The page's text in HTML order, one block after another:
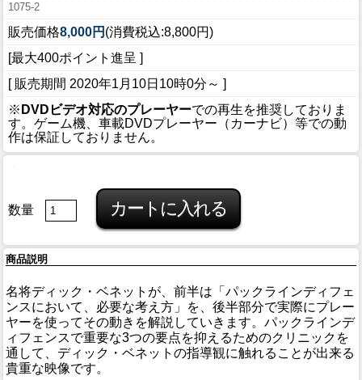
1075-2
販売価格8,000円 (消費税込:8,800円)
[最大400ポイント進呈 ]
[ 販売期間 2020年1月10日10時0分 ～ ]
※ DVDビデオ対応のプレーヤーでの再生を推奨しておりま
す。ゲーム機、車載DVDプレーヤー（カーナビ）等での動
作は保証しておりません。
数量
商品説明
名将ディック・ベネットが、前半は「パックラインディフェ
ンスにおいて、必要な考え方」を、後半部分で実際にプレー
ヤーを使ってその動きを解説していきます。パックラインデ
ィフェンスで重要な3つの要点を抑えるためのクリニックを
通して、ディック・ベネットの指導観に触れることが出来る
貴重な映像です。